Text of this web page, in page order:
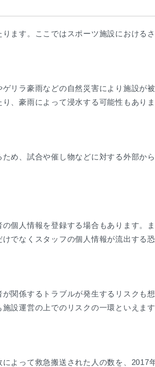
ます。ここではスポーツ施設における
リラ豪雨などの自然災害により施設が
、豪雨によって浸水する可能性もありま
め、試合や催し物などに対する外部か
個人情報を登録する場合もあります。
でなくスタッフの個人情報が流出する恐
関係するトラブルが発生するリスクも
設運営の上でのリスクの一環といえます
よって救急搬送された人の数を、2017